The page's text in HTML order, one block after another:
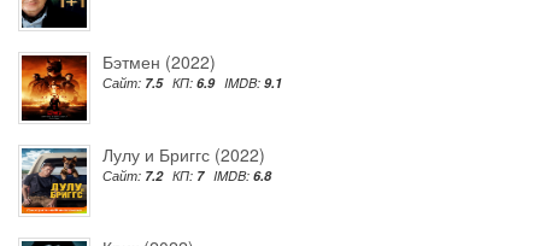
Бэтмен (2022)
Сайт: 7.5 КП: 6.9 IMDB: 9.1
Лулу и Бриггс (2022)
Сайт: 7.2 КП: 7 IMDB: 6.8